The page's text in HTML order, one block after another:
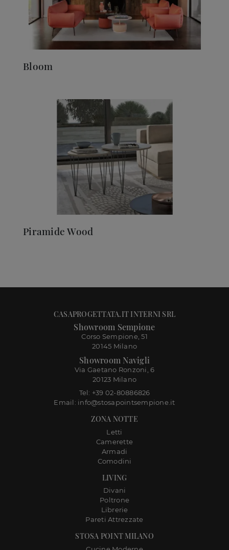
Bloom
Piramide Wood
STOSA POINT MILANO
LIVING
Divani
Poltrone
Librerie
Pareti Attrezzate
ZONA NOTTE
Letti
Camerette
Armadi
Comodini
CASAPROGETTATA.IT INTERNI SRL
Showroom Sempione
Corso Sempione, 51
20145 Milano
Showroom Navigli
Via Gaetano Ronzoni, 6
20123 Milano
Tel: +39 02-80886826
Email: info@stosapointsempione.it